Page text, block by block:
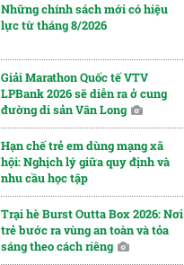
Những chính sách mới có hiệu
lực từ tháng 8/2026
Giải Marathon Quốc tế VTV
LPBank 2026 sẽ diễn ra ở cung
đường di sản Vân Long
Hạn chế trẻ em dùng mạng xã
hội: Nghịch lý giữa quy định và
nhu cầu học tập
Trại hè Burst Outta Box 2026: Nơi
trẻ bước ra vùng an toàn và tỏa
sáng theo cách riêng